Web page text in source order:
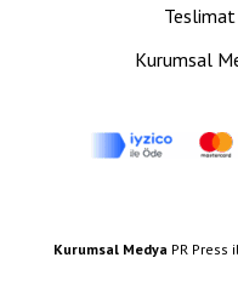
Kurumsal
Kurumsal Medya PR